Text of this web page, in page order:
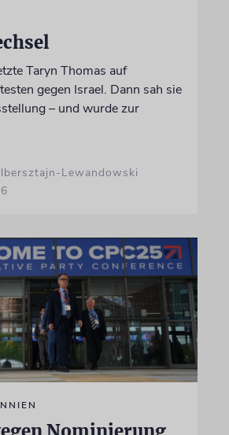
Taryn Thomas auf
gegen Israel. Dann sah sie
– und wurde zur
Lewandowski